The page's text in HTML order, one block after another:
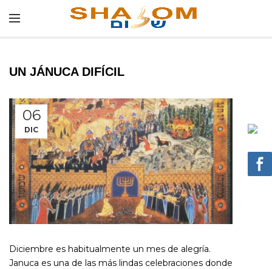
UN JÁNUCA DIFÍCIL
06
DIC
Diciembre es habitualmente un mes de alegría.
Januca es una de las más lindas celebraciones donde